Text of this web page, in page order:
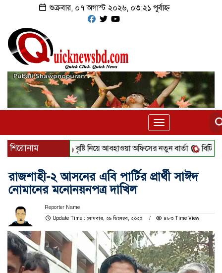
শুক্রবার, ০৭ অগাস্ট ২০২৬, ০৩:২১ পূর্বাহ্ন
Toggle
navigation
শিরোনাম বৃষ্টি নিয়ে আবহাওয়া অফিসের নতুন বার্তা বিটিভির নতুন
রাজশাহী-২ আসনের এবি পার্টির প্রার্থী সাঈদ
নোমানের মনোনয়নপত্র দাখিল
Reporter Name
Update Time : সোমবার, ২৯ ডিসেম্বর, ২০২৫
৪৮৩ Time View